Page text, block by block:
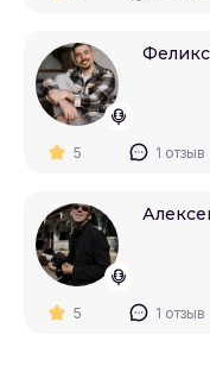
5 1 отзыв
5 1 отзыв